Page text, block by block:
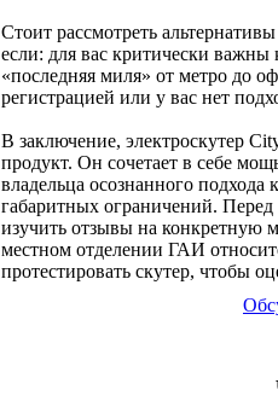
Стоит рассмотреть
если: для вас критически важны
«последняя миля» от метро до
регистрацией или у вас нет
В заключение, электроскутер
продукт. Он сочетает в себе
владельца осознанного
габаритных ограничений. Перед
изучить отзывы на конкретную
местном отделении ГАИ
протестировать скутер, чтобы